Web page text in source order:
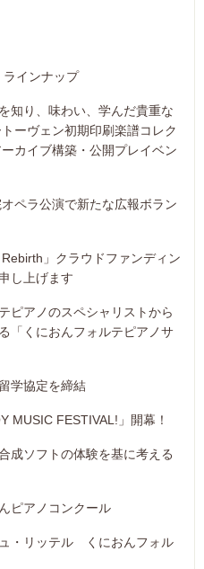
インナップ
知り、味わい、学んだ貴重な
ーヴェン初期印刷楽譜コレク
カイブ構築・公開プレイベン
ペラ公演で新たな広報ボラン
Rebirth」クラウドファンディン
し上げます
ピアノのスペシャリストから
「くにおんフォルテピアノサ
学協定を締結
MUSIC FESTIVAL!」開幕！
成ソフトの体験を基に考える
ピアノコンクール
ュ・リッテル くにおんフォル